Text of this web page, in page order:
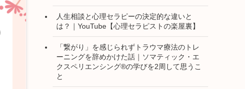
人生相談と心理セラピーの決定的な違いと
は？｜YouTube【心理セラピストの楽屋裏】
「繋がり」を感じられずトラウマ療法のトレ
ーニングを辞めかけた話｜ソマティック・エ
クスペリエンシング®の学びを2周して思うこ
と